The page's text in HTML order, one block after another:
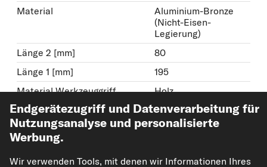
Material
Aluminium-Bronze
(Nicht-Eisen-
Legierung)
Länge 2 [mm]
80
Länge 1 [mm]
195
Material Werkzeuggriff
Holz
Gewicht [g]
250
weitere Eigenschaften
Endgerätezugriff und Datenverarbeitung für
Nutzungsanalyse und personalisierte
Werbung.
Wir verwenden Tools, mit denen wir Informationen Ihres